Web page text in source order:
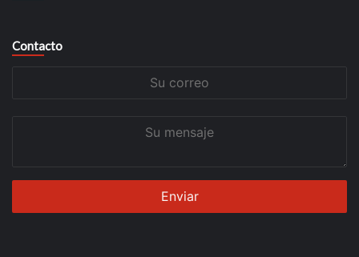
Contacto